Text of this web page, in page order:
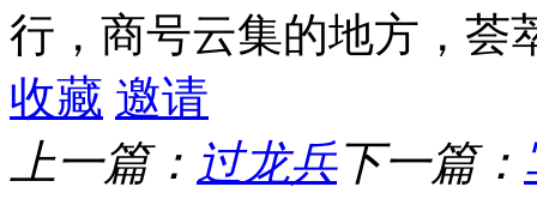
行，商号云集的地方，荟
收藏 邀请
上一篇： 过龙兵下一篇：